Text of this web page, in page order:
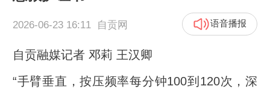
2026-06-23 16:11 自贡网 语音播报
自贡融媒记者 邓莉 王汉卿
“手臂垂直，按压频率每分钟100到120次，深